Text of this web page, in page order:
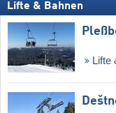
Lifte & Bahnen
Lifte